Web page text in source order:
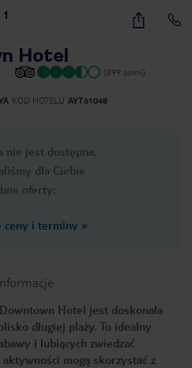
1 16
Hotel
(899 opinii)
KOD HOTELU AYT61048
nie jest dostępna.
dla Ciebie
oferty:
ceny i terminy »
Hotel jest doskonała
długiej plaży. To idealny
i lubiących zwiedzać
mogą skorzystać z